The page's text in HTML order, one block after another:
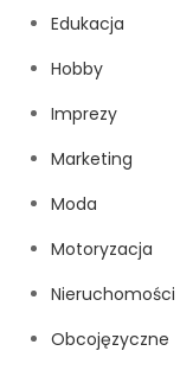
Edukacja
Hobby
Imprezy
Marketing
Moda
Motoryzacja
Nieruchomości
Obcojęzyczne